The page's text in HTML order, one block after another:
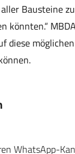
Bausteine
könnten.“
diese
WhatsApp-